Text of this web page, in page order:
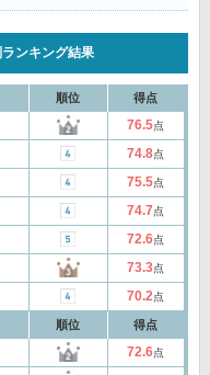
ンキング結果
順位 得点
76.5点
74.8点
75.5点
74.7点
72.6点
73.3点
70.2点
順位 得点
72.6点